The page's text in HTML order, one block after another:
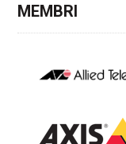
MEMBRI